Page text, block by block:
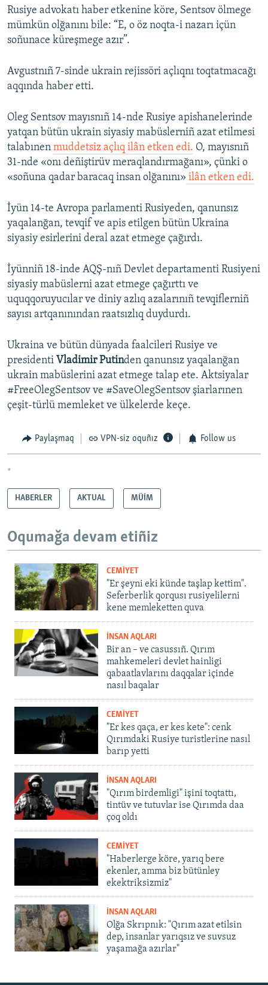
Rusiye advokatı haber etkenine köre, Sentsov ölmege
mümkün olğanını bile: “E, o öz noqta-i nazarı içün
soñunace küreşmege azır”.
Avgustnıñ 7-sinde ukrain rejissöri açlıqnı toqtatmacağı
aqqında haber etti.
Oleg Sentsov mayısnıñ 14-nde Rusiye apishanelerinde
yatqan bütün ukrain siyasiy mabüslerniñ azat etilmesi
talabınen muddetsiz açlıq ilân etken edi. O, mayısnıñ
31-nde «onı deñiştirüv meraqlandırmağanı», çünki o
«soñuna qadar baracaq insan olğanını» ilân etken edi.
İyün 14-te Avropa parlamenti Rusiyeden, qanunsız
yaqalanğan, tevqif ve apis etilgen bütün Ukraina
siyasiy esirlerini deral azat etmege çağırdı.
İyünniñ 18-inde AQŞ-nıñ Devlet departamenti Rusiyeni
siyasiy mabüslerni azat etmege çağırttı ve
uquqqoruyucılar ve diniy azlıq azalarınıñ tevqiflerniñ
sayısı artqanınından raatsızlıq duydurdı.
Ukraina ve bütün dünyada faalcileri Rusiye ve
presidenti Vladimir Putinden qanunsız yaqalanğan
ukrain mabüslerini azat etmege talap ete. Aktsiyalar
#FreeOlegSentsov ve #SaveOlegSentsov şiarlarınen
çeşit-türlü memleket ve ülkelerde keçe.
Paylaşmaq VPN-siz oquñız Follow us
*
HABERLER AKTUAL MÜİM
Oqumağa devam etiñiz
CEMİYET
"Er şeyni eki künde taşlap kettim".
Seferberlik qorqusı rusiyelilerni
kene memleketten quva
İNSAN AQLARI
Bir an – ve casussıñ. Qırım
mahkemeleri devlet hainligi
qabaatlavlarını daqqalar içinde
nasıl baqalar
CEMİYET
"Er kes qaça, er kes kete": cenk
Qırımdaki Rusiye turistlerine nasıl
barıp yetti
İNSAN AQLARI
"Qırım birdemligi" işini toqtattı,
tintüv ve tutuvlar ise Qırımda daa
çoq oldı
CEMİYET
"Haberlerge köre, yarıq bere
ekenler, amma biz bütünley
ekektriksizmiz"
İNSAN AQLARI
Olğa Skrıpnık: "Qırım azat etilsin
dep, insanlar yarıqsız ve suvsuz
yaşamağa azırlar"